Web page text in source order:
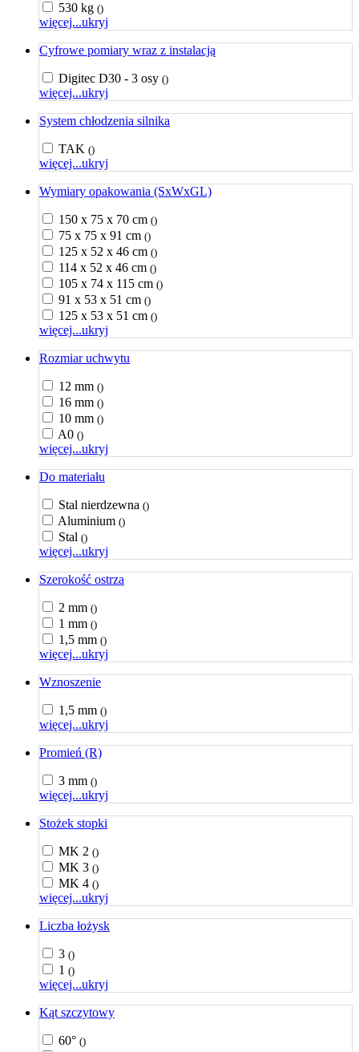
530 kg ()
więcej...ukryj
Cyfrowe pomiary wraz z instalacją
Digitec D30 - 3 osy ()
więcej...ukryj
System chłodzenia silnika
TAK ()
więcej...ukryj
Wymiary opakowania (SxWxGL)
150 x 75 x 70 cm ()
75 x 75 x 91 cm ()
125 x 52 x 46 cm ()
114 x 52 x 46 cm ()
105 x 74 x 115 cm ()
91 x 53 x 51 cm ()
125 x 53 x 51 cm ()
więcej...ukryj
Rozmiar uchwytu
12 mm ()
16 mm ()
10 mm ()
A0 ()
więcej...ukryj
Do materiału
Stal nierdzewna ()
Aluminium ()
Stal ()
więcej...ukryj
Szerokość ostrza
2 mm ()
1 mm ()
1,5 mm ()
więcej...ukryj
Wznoszenie
1,5 mm ()
więcej...ukryj
Promień (R)
3 mm ()
więcej...ukryj
Stożek stopki
MK 2 ()
MK 3 ()
MK 4 ()
więcej...ukryj
Liczba łożysk
3 ()
1 ()
więcej...ukryj
Kąt szczytowy
60° ()